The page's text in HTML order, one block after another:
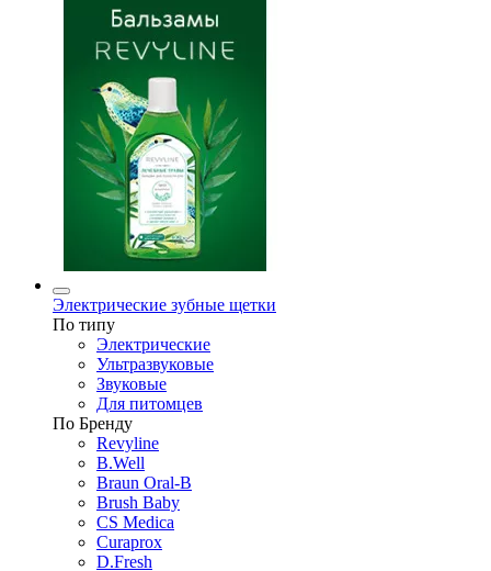
Электрические зубные щетки
По типу
Электрические
Ультразвуковые
Звуковые
Для питомцев
По Бренду
Revyline
B.Well
Braun Oral-B
Brush Baby
CS Medica
Curaprox
D.Fresh